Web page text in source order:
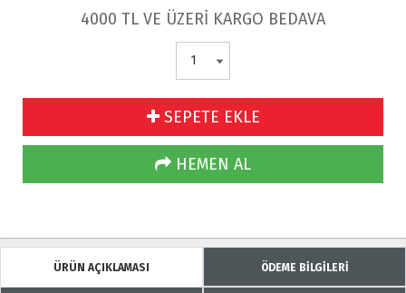
4000 TL VE ÜZERİ KARGO BEDAVA
SEPETE EKLE
HEMEN AL
ÜRÜN AÇIKLAMASI ÖDEME BİLGİLERİ